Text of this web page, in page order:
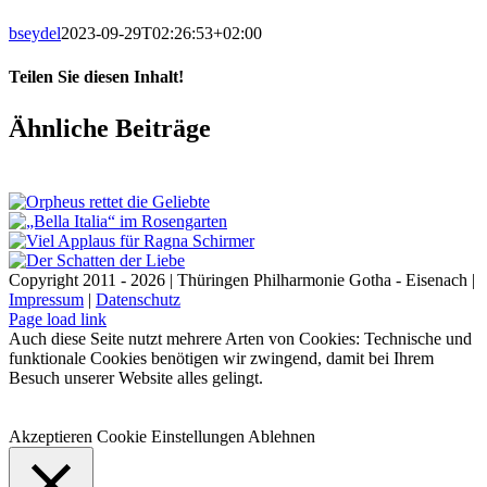
bseydel2023-09-29T02:26:53+02:00
Teilen Sie diesen Inhalt!
Facebook
X
LinkedIn
E-
Mail
Ähnliche Beiträge
Copyright 2011 - 2026 | Thüringen Philharmonie Gotha - Eisenach |
Impressum | Datenschutz
Facebook
Instagram
WhatsApp
YouTube
E-
Mail
Telefon
Page load link
Auch diese Seite nutzt mehrere Arten von Cookies: Technische und
funktionale Cookies benötigen wir zwingend, damit bei Ihrem
Besuch unserer Website alles gelingt.
Akzeptieren Cookie Einstellungen Ablehnen